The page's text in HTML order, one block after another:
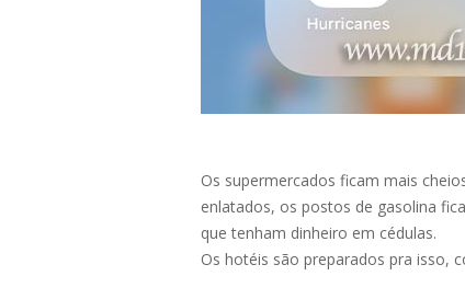
Os supermercados ficam mais
enlatados, os postos de gasolina
que tenham dinheiro em cédulas.
Os hotéis são preparados pra isso,